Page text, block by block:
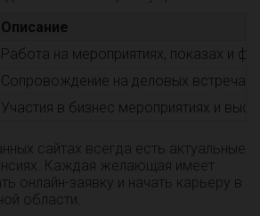
Описание
Работа на мероприятиях, показах и
Сопровождение на деловых встречах
Участия в бизнес мероприятиях и
сайтах всегда есть актуальные
Каждая желающая имеет
онлайн-заявку и начать карьеру в
области.